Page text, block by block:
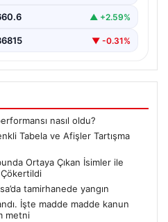
▲ +2.59%
▼ -0.31%
nasıl oldu?
Tabela ve Afişler Tartışma
Ortaya Çıkan İsimler ile
tamirhanede yangın
İşte madde madde kanun
metni